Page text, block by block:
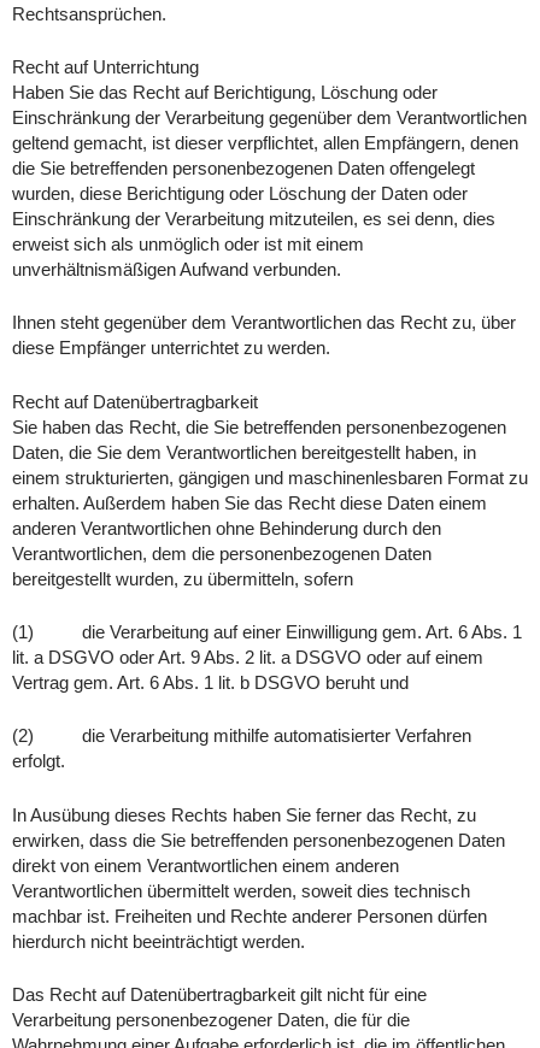
Rechtsansprüchen.
Recht auf Unterrichtung
Haben Sie das Recht auf Berichtigung, Löschung oder
Einschränkung der Verarbeitung gegenüber dem Verantwortlichen
geltend gemacht, ist dieser verpflichtet, allen Empfängern, denen
die Sie betreffenden personenbezogenen Daten offengelegt
wurden, diese Berichtigung oder Löschung der Daten oder
Einschränkung der Verarbeitung mitzuteilen, es sei denn, dies
erweist sich als unmöglich oder ist mit einem
unverhältnismäßigen Aufwand verbunden.
Ihnen steht gegenüber dem Verantwortlichen das Recht zu, über
diese Empfänger unterrichtet zu werden.
Recht auf Datenübertragbarkeit
Sie haben das Recht, die Sie betreffenden personenbezogenen
Daten, die Sie dem Verantwortlichen bereitgestellt haben, in
einem strukturierten, gängigen und maschinenlesbaren Format zu
erhalten. Außerdem haben Sie das Recht diese Daten einem
anderen Verantwortlichen ohne Behinderung durch den
Verantwortlichen, dem die personenbezogenen Daten
bereitgestellt wurden, zu übermitteln, sofern
(1) die Verarbeitung auf einer Einwilligung gem. Art. 6 Abs. 1
lit. a DSGVO oder Art. 9 Abs. 2 lit. a DSGVO oder auf einem
Vertrag gem. Art. 6 Abs. 1 lit. b DSGVO beruht und
(2) die Verarbeitung mithilfe automatisierter Verfahren
erfolgt.
In Ausübung dieses Rechts haben Sie ferner das Recht, zu
erwirken, dass die Sie betreffenden personenbezogenen Daten
direkt von einem Verantwortlichen einem anderen
Verantwortlichen übermittelt werden, soweit dies technisch
machbar ist. Freiheiten und Rechte anderer Personen dürfen
hierdurch nicht beeinträchtigt werden.
Das Recht auf Datenübertragbarkeit gilt nicht für eine
Verarbeitung personenbezogener Daten, die für die